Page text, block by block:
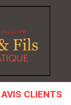
AVIS CLIENTS